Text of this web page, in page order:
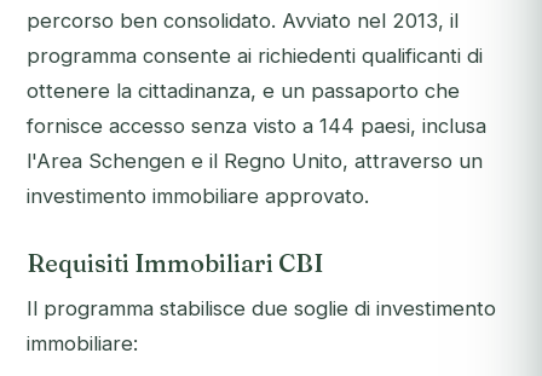
percorso ben consolidato. Avviato nel 2013, il
programma consente ai richiedenti qualificanti di
ottenere la cittadinanza, e un passaporto che
fornisce accesso senza visto a 144 paesi, inclusa
l'Area Schengen e il Regno Unito, attraverso un
investimento immobiliare approvato.
Requisiti Immobiliari CBI
Il programma stabilisce due soglie di investimento
immobiliare: